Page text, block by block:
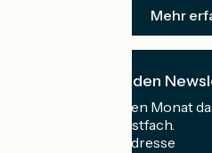
Mehr
Ich abonniere den
Erhalten Sie jeden Monat
Rad in Ihrem Postfach.
Meine E-Mail-Adresse